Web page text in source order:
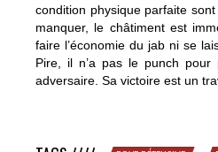
condition physique parfaite
manquer, le châtiment est
faire l’économie du jab ni se
Pire, il n’a pas le punch
adversaire. Sa victoire est un